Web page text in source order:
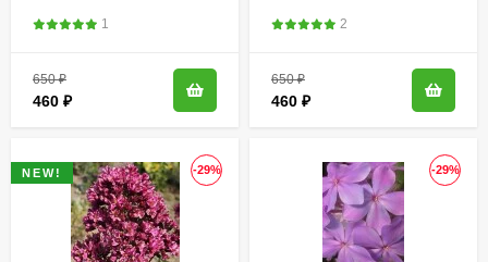
1
650₽
460 ₽
2
650₽
460 ₽
-29%
NEW! -29%